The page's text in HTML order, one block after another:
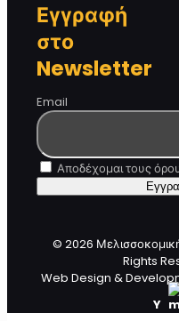
Εγγραφή
στο
Newsletter
Email
Αποδέχομαι τους
© 2026
Rights
Web Design &
Y